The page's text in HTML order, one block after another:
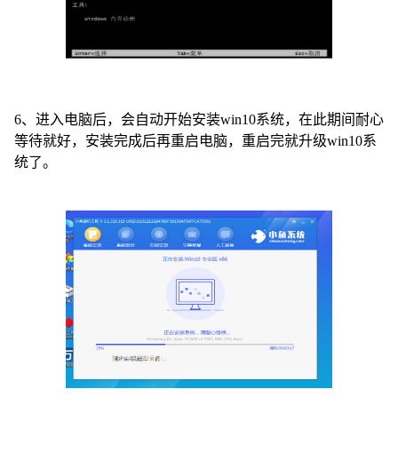
6、进入电脑后，会自动开始安装win10系统，在此期间耐心
等待就好，安装完成后再重启电脑，重启完就升级win10系
统了。